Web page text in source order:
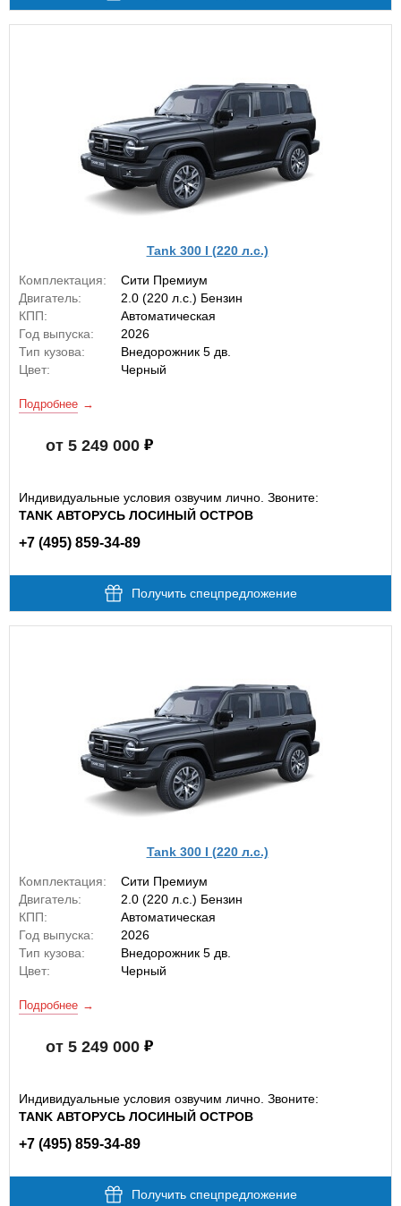
Tank 300 I (220 л.с.)
Комплектация:
Сити Премиум
Двигатель:
2.0 (220 л.с.) Бензин
КПП:
Автоматическая
Год выпуска:
2026
Тип кузова:
Внедорожник 5 дв.
Цвет:
Черный
Подробнее
от 5 249 000
Индивидуальные условия озвучим лично. Звоните:
TANK АВТОРУСЬ ЛОСИНЫЙ ОСТРОВ
+7 (495) 859-34-89
Получить спецпредложение
Tank 300 I (220 л.с.)
Комплектация:
Сити Премиум
Двигатель:
2.0 (220 л.с.) Бензин
КПП:
Автоматическая
Год выпуска:
2026
Тип кузова:
Внедорожник 5 дв.
Цвет:
Черный
Подробнее
от 5 249 000
Индивидуальные условия озвучим лично. Звоните:
TANK АВТОРУСЬ ЛОСИНЫЙ ОСТРОВ
+7 (495) 859-34-89
Получить спецпредложение